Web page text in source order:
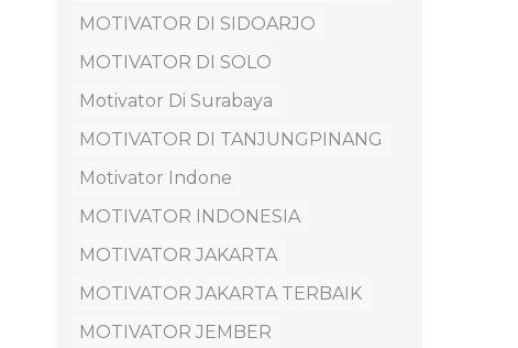
MOTIVATOR DI SIDOARJO
MOTIVATOR DI SOLO
Motivator Di Surabaya
MOTIVATOR DI TANJUNGPINANG
Motivator Indone
MOTIVATOR INDONESIA
MOTIVATOR JAKARTA
MOTIVATOR JAKARTA TERBAIK
MOTIVATOR JEMBER